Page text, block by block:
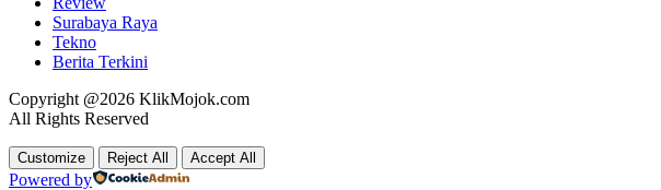
Surabaya Raya
Tekno
Berita Terkini
Copyright @2026 KlikMojok.com
All Rights Reserved
Customize Reject All Accept All
Powered by